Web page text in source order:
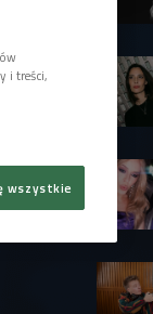
i treści,
wszystkie